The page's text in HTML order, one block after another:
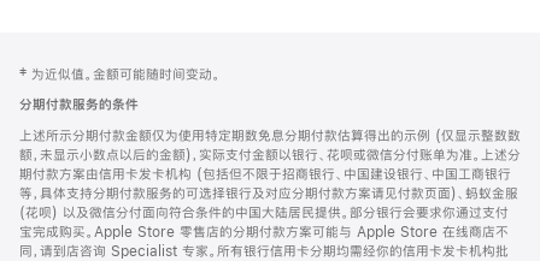
页
页
脚
注
‡ 为近似值。金额可能随时间变动。
分期付款服务的条件
上述所示分期付款金额仅为使用特定期数免息分期付款估算得出的示例 (仅显示整数数
额，未显示小数点以后的金额)，实际支付金额以银行、花呗或微信分付账单为准。上述分
期付款方案由信用卡发卡机构 (包括但不限于招商银行、中国建设银行、中国工商银行
等，具体支持分期付款服务的可选择银行及对应分期付款方案请见付款页面)、蚂蚁金服
(花呗) 以及微信分付面向符合条件的中国大陆居民提供。部分银行会要求你通过支付
宝完成购买。Apple Store 零售店的分期付款方案可能与 Apple Store 在线商店不
同，请到店咨询 Specialist 专家。所有银行信用卡分期均需经你的信用卡发卡机构批